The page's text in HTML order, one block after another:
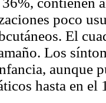
poco
El
Los
aunque
hasta en el